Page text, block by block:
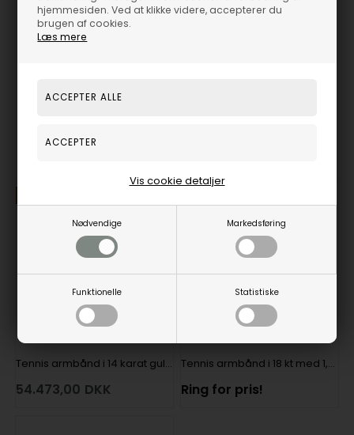
hjemmesiden. Ved at klikke videre, accepterer du
brugen af cookies.
Læs mere
Nødvendige Markedsføring
Funktionelle Statistiske
Vis cookie detaljer
diamanterne
Vi giver gerne tilbud på andre længder end denne 18½ cm -
Smykker til din inspiration
Tennis armbånd i 14 karat guld med 59 stk 0,05 ct Wesselton SI
54.473,00 DKK
Tennis armbånd i 18 kt med 1,88 ct blå safir
Ring for pris!